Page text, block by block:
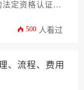
定资格认证流
解析资质分类标
企业提供实用指
500 人看过
、流程、费用